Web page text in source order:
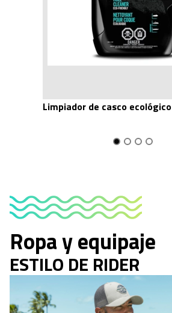
Limpiador de casco ecológico
Ropa y equipaje
ESTILO DE RIDER